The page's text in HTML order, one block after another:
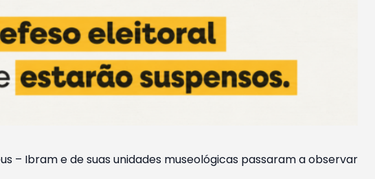
– Ibram e de suas unidades museológicas passaram a observar